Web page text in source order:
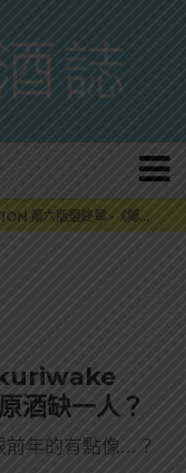
酒產業再次迎來重磅利多
麥卡倫 THE HARMONY COLLECTION 第六版最終章 -《椰風煖韻》
呱 全新套餐限時登場
產業再次迎來重磅利多
酒缺一人？
前年的有點像…？